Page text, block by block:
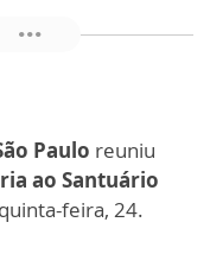
Paulo reuniu
ao Santuário
feira, 24.